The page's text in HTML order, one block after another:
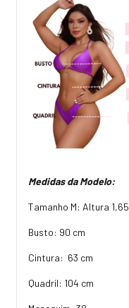
Medidas da Modelo:
Tamanho M: Altura 1,65
Busto: 90 cm
Cintura: 63 cm
Quadril: 104 cm